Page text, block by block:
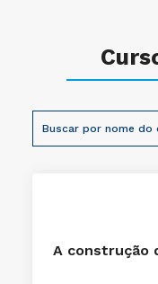
A construção